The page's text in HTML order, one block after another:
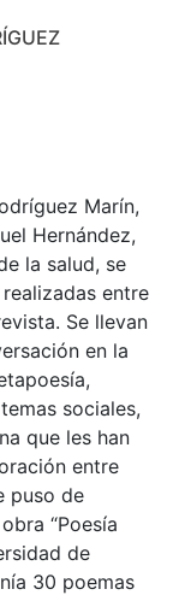
Marín,
Hernández,
la salud, se
realizadas entre
Se llevan
en la
sociales,
que les han
entre
puso de
“Poesía
de
30 poemas